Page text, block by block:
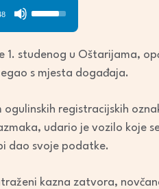
Use
Up/Down
decrease
volume.
1. studenog u Oštarijama,
s mjesta događaja.
registracijskih
udario je vozilo koje
dao svoje podatke.
kazna zatvora,